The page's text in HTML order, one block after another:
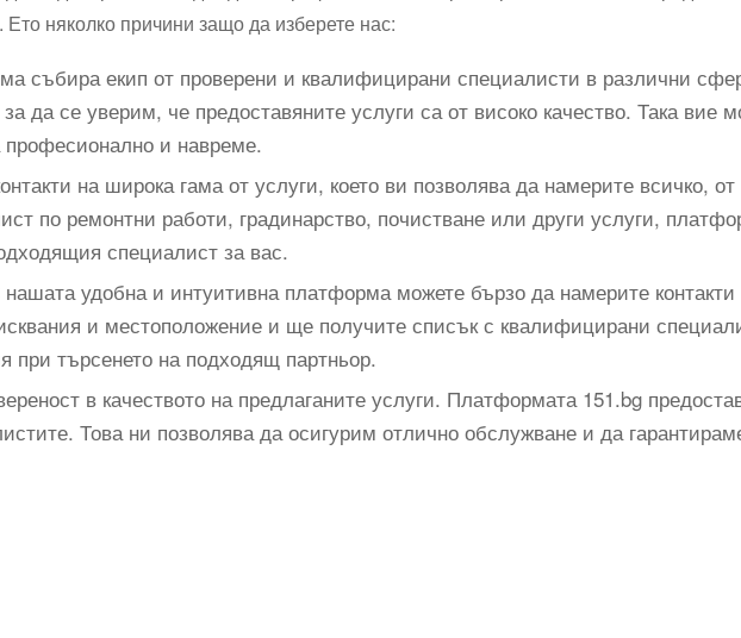
няколко причини защо да изберете нас:
събира екип от проверени и квалифицирани специалисти в различни
да се уверим, че предоставяните услуги са от високо качество. Така вие
и навреме.
на широка гама от услуги, което ви позволява да намерите всичко,
по ремонтни работи, градинарство, почистване или други услуги,
специалист за вас.
удобна и интуитивна платформа можете бързо да намерите
и местоположение и ще получите списък с квалифицирани
при търсенето на подходящ партньор.
в качеството на предлаганите услуги. Платформата 151.bg
Това ни позволява да осигурим отлично обслужване и да